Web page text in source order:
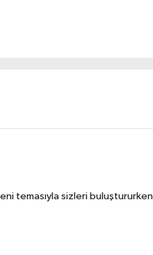
temasıyla sizleri